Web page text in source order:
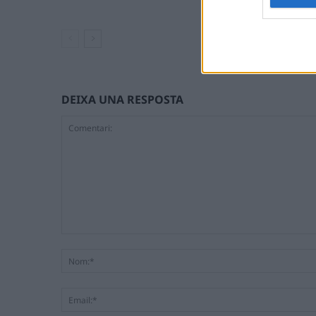
DEIXA UNA RESPOSTA